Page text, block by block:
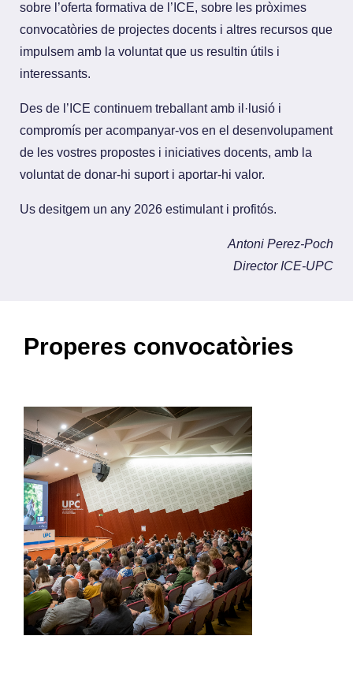
sobre l’oferta formativa de l’ICE, sobre les pròximes
convocatòries de projectes docents i altres recursos que
impulsem amb la voluntat que us resultin útils i
interessants.
Des de l’ICE continuem treballant amb il·lusió i
compromís per acompanyar-vos en el desenvolupament
de les vostres propostes i iniciatives docents, amb la
voluntat de donar-hi suport i aportar-hi valor.
Us desitgem un any 2026 estimulant i profitós.
Antoni Perez-Poch
Director ICE-UPC
Properes convocatòries